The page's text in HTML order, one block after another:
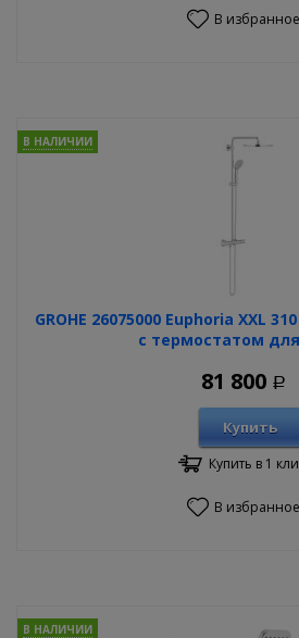
В избранное
GROHE 26075000 Euphoria XXL
с термостатом
В НАЛИЧИИ
81 800 Р
Купить
Купить в 1
В избранное
В НАЛИЧИИ